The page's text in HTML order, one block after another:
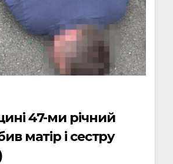
47-ми річний
матір і сестру